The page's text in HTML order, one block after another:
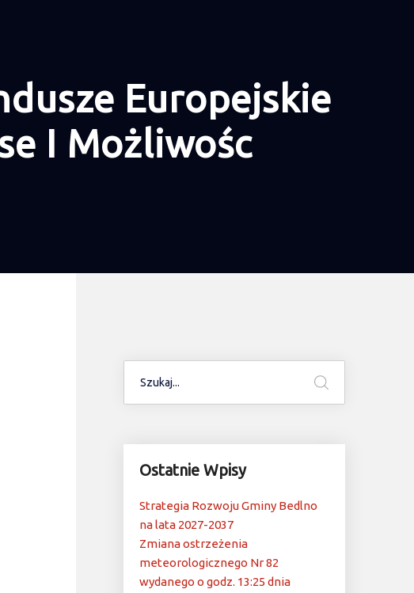
Europejskie
I Możliwośc
Ostatnie Wpisy
Strategia Rozwoju Gminy Bedlno
na lata 2027-2037
Zmiana ostrzeżenia
meteorologicznego Nr 82
wydanego o godz. 13:25 dnia